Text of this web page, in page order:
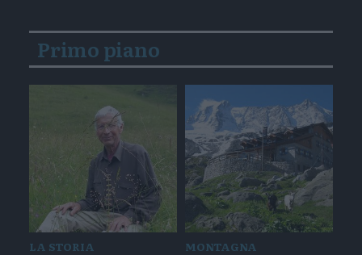
Primo piano
LA STORIA MONTAGNA